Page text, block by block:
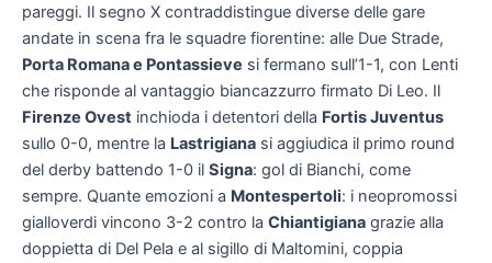
pareggi. Il segno X contraddistingue diverse delle gare
andate in scena fra le squadre fiorentine: alle Due Strade,
Porta Romana e Pontassieve si fermano sull’1-1, con Lenti
che risponde al vantaggio biancazzurro firmato Di Leo. Il
Firenze Ovest inchioda i detentori della Fortis Juventus
sullo 0-0, mentre la Lastrigiana si aggiudica il primo round
del derby battendo 1-0 il Signa: gol di Bianchi, come
sempre. Quante emozioni a Montespertoli: i neopromossi
gialloverdi vincono 3-2 contro la Chiantigiana grazie alla
doppietta di Del Pela e al sigillo di Maltomini, coppia